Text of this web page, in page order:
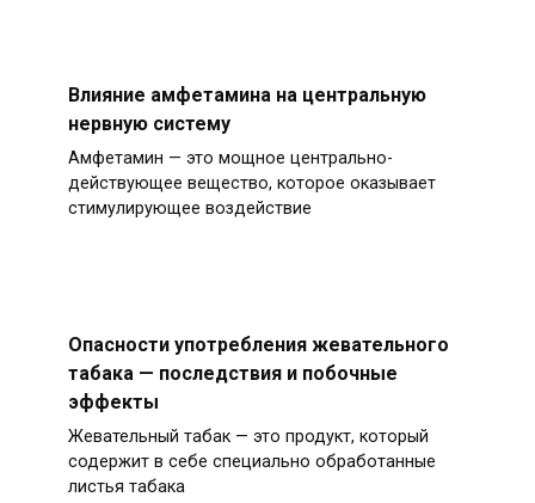
Влияние амфетамина на центральную
нервную систему
Амфетамин — это мощное центрально-
действующее вещество, которое оказывает
стимулирующее воздействие
Опасности употребления жевательного
табака — последствия и побочные
эффекты
Жевательный табак — это продукт, который
содержит в себе специально обработанные
листья табака